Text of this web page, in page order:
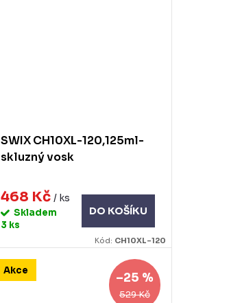
SWIX CH10XL-120,125ml-
skluzný vosk
468 Kč / ks
Skladem
3 ks
DO KOŠÍKU
Kód: CH10XL-120
Akce
529 Kč
–25 %